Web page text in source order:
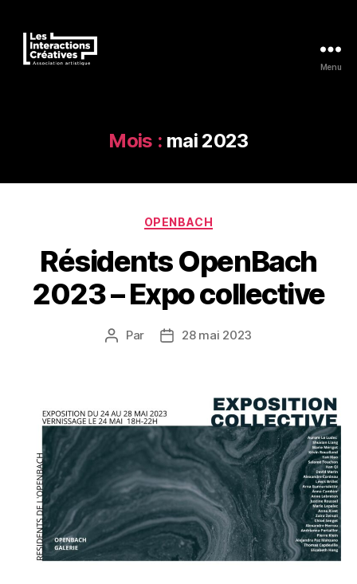
Menu
Mois : mai 2023
Catégories
OPENBACH
Résidents OpenBach
2023 – Expo collective
Auteur
Par
Date28 mai 2023